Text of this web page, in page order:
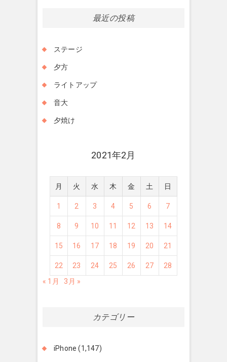
最近の投稿
ステージ
夕方
ライトアップ
音大
夕焼け
2021年2月
月 火 水 木 金 土 日
1 2 3 4 5 6 7
8 9 10 11 12 13 14
15 16 17 18 19 20 21
22 23 24 25 26 27
28
« 1月
3月 »
カテゴリー
iPhone (1,147)